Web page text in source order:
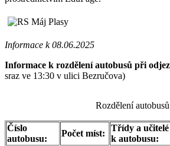
Informace k 08.06.2025
Informace k rozdělení autobusů při
sraz ve 13:30 v ulici Bezručova)
Rozdělení autobusů
Číslo
autobusu:
Počet míst:
Třídy a
k autobusu: